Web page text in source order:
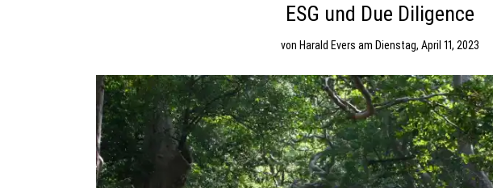
ESG und Due Diligence
von Harald Evers am Dienstag, April 11, 2023